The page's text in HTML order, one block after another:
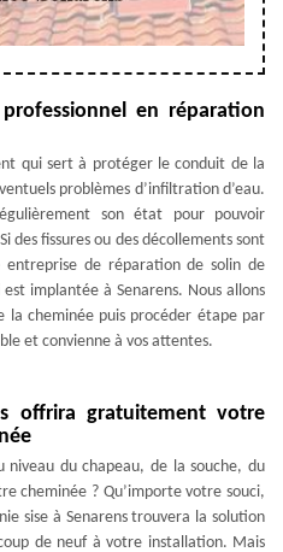
en réparation
qui sert à protéger le conduit de la
problèmes d’infiltration d’eau.
son état pour pouvoir
des fissures ou des décollements sont
de réparation de solin de
implantée à Senarens. Nous allons
la cheminée puis procéder étape par
et convienne à vos attentes.
offrira gratuitement votre
niveau du chapeau, de la souche, du
cheminée ? Qu’importe votre souci,
sise à Senarens trouvera la solution
de neuf à votre installation. Mais